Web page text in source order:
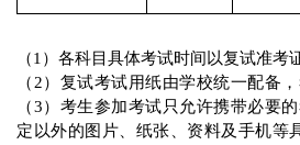
（1）各科目具体考试时间以复试准考
（2）复试考试用纸由学校统一配备
（3）考生参加考试只允许携带必要
定以外的图片、纸张、资料及手机等